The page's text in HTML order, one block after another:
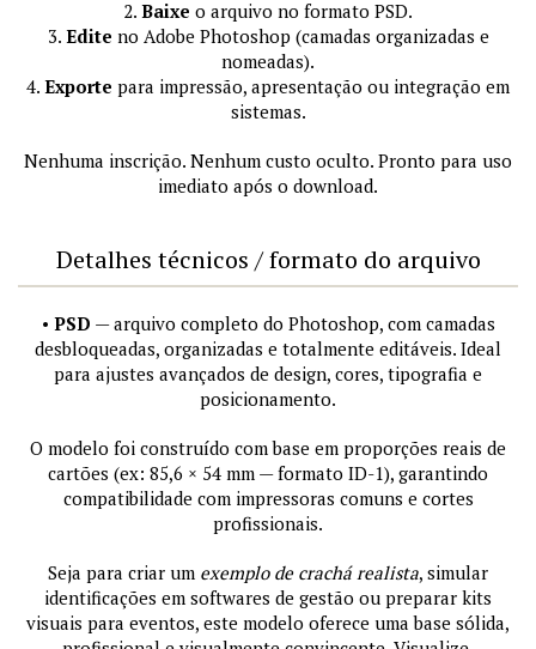
2. Baixe o arquivo no formato PSD.
3. Edite no Adobe Photoshop (camadas organizadas e
nomeadas).
4. Exporte para impressão, apresentação ou integração em
sistemas.
Nenhuma inscrição. Nenhum custo oculto. Pronto para uso
imediato após o download.
Detalhes técnicos / formato do arquivo
• PSD — arquivo completo do Photoshop, com camadas
desbloqueadas, organizadas e totalmente editáveis. Ideal
para ajustes avançados de design, cores, tipografia e
posicionamento.
O modelo foi construído com base em proporções reais de
cartões (ex: 85,6 × 54 mm — formato ID-1), garantindo
compatibilidade com impressoras comuns e cortes
profissionais.
Seja para criar um exemplo de crachá realista, simular
identificações em softwares de gestão ou preparar kits
visuais para eventos, este modelo oferece uma base sólida,